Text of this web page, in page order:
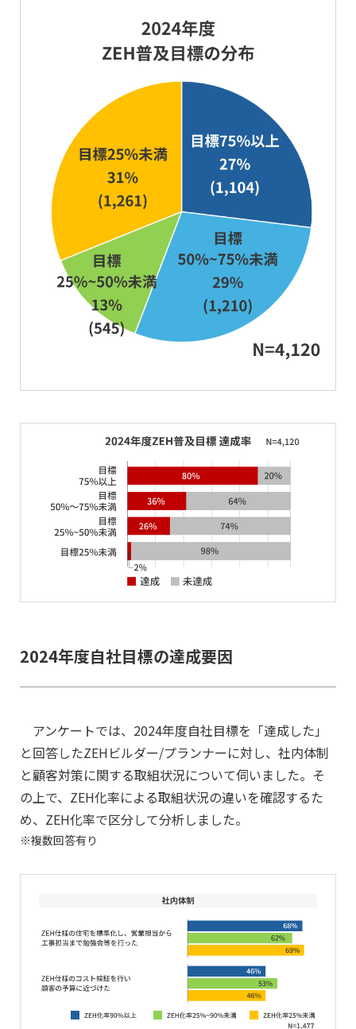
2024年度自社目標の達成要因
アンケートでは、2024年度自社目標を「達成した」
と回答したZEHビルダー/プランナーに対し、社内体制
と顧客対策に関する取組状況について伺いました。そ
の上で、ZEH化率による取組状況の違いを確認するた
め、ZEH化率で区分して分析しました。
複数回答有り